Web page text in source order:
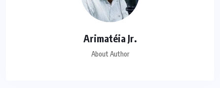
Arimatéia Jr.
About Author